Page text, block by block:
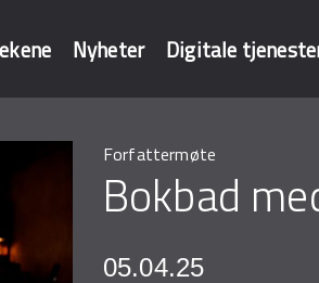
Nyheter Digitale
Forfattermøte
Bokbad
05.04.25